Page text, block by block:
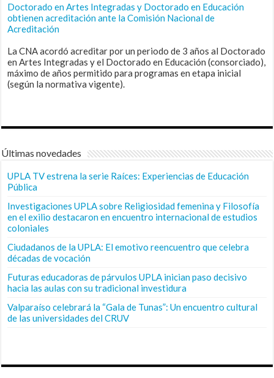
Doctorado en Artes Integradas y Doctorado en Educación
obtienen acreditación ante la Comisión Nacional de
Acreditación
La CNA acordó acreditar por un periodo de 3 años al Doctorado
en Artes Integradas y el Doctorado en Educación (consorciado),
máximo de años permitido para programas en etapa inicial
(según la normativa vigente).
Últimas novedades
UPLA TV estrena la serie Raíces: Experiencias de Educación
Pública
Investigaciones UPLA sobre Religiosidad femenina y Filosofía
en el exilio destacaron en encuentro internacional de estudios
coloniales
Ciudadanos de la UPLA: El emotivo reencuentro que celebra
décadas de vocación
Futuras educadoras de párvulos UPLA inician paso decisivo
hacia las aulas con su tradicional investidura
Valparaíso celebrará la “Gala de Tunas”: Un encuentro cultural
de las universidades del CRUV